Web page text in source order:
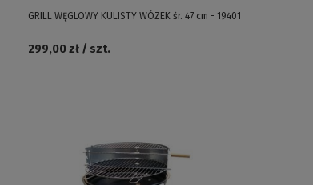
GRILL WĘGLOWY KULISTY WÓZEK śr. 47 cm - 19401
299,00 zł / szt.